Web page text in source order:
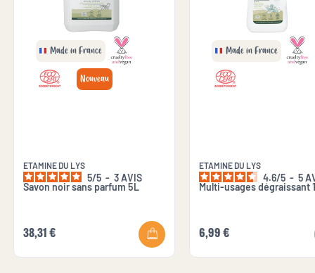
Made in France
Nouveau
ETAMINE DU LYS
5/5 - 3AVIS
Savon noir sans parfum 5L
38,31 €
Made in France
ETAMINE DU LYS
4.6/5 - 5
Multi-usages dégraissant
6,99 €